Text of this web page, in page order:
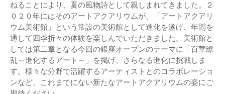
ねることにより、夏の風物詩として親しまれてきました。２
０２０年にはそのアートアクアリウムが、「アートアクアリ
ウム美術館」という常設の美術館として進化を遂げ、年間を
通して四季折々の体験を楽しんでいただきました。美術館と
しては第二章となる今回の銀座オープンのテーマに「百華繚
乱～進化するアート～」を掲げ、さらなる進化に挑戦しま
す。様々な分野で活躍するアーティストとのコラボレーショ
ンなど、これまでにない新たなアートアクアリウムの姿にご